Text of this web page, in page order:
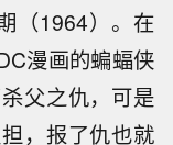
（1964）。在
漫画的蝙蝠侠
父之仇，可是
，报了仇也就